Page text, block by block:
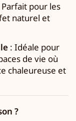
Parfait pour les
naturel et
: Idéale pour
de vie où
chaleureuse et
?